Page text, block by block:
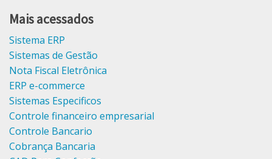
Mais acessados
Sistema ERP
Sistemas de Gestão
Nota Fiscal Eletrônica
ERP e-commerce
Sistemas Especificos
Controle financeiro empresarial
Controle Bancario
Cobrança Bancaria